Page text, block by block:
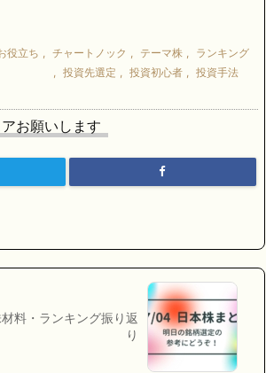
役立ち チャートノック テーマ株
ランキング
投資先選定 投資初心者 投資手法
お願いします
料・ランキング振り返
り